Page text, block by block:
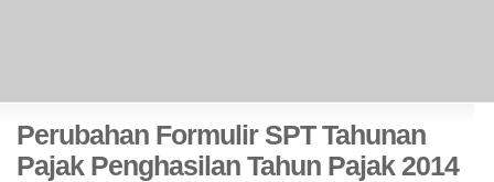
Perubahan Formulir SPT Tahunan
Pajak Penghasilan Tahun Pajak 2014